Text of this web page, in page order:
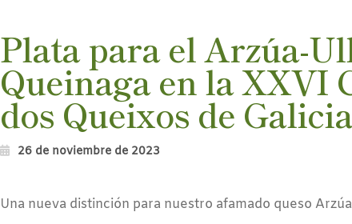
Plata para el Arzúa-
Queinaga en la XXVI
dos Queixos de Galicia
26 de noviembre de 2023
Una nueva distinción para nuestro afamado queso